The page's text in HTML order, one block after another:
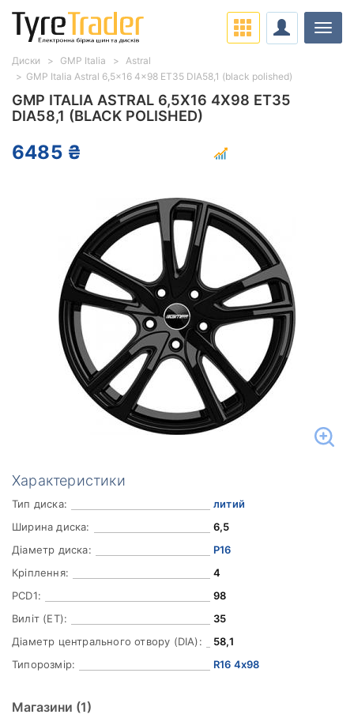
GMP ITALIA ASTRAL 6,5X16 4X98 ET35
DIA58,1 (BLACK POLISHED)
6485 ₴
Характеристики
Тип диска:
литий
Ширина диска:
6,5
Діаметр диска:
Р16
Кріплення:
4
PCD1:
98
Виліт (ET):
35
Діаметр центрального отвору (DIA):
58,1
Типорозмір:
R16 4x98
Магазини (1)
Диски GMP Italia
Astral
GMP Italia Astral 6,5x16 4x98 ET35 DIA58,1 (black polished)